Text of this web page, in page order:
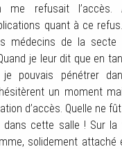
me refusait l’accès.
quant à ce
médecins de la secte
je leur dit que en
pouvais pénétrer
un moment
d’accès. Quelle ne
cette salle ! Sur la
solidement attaché